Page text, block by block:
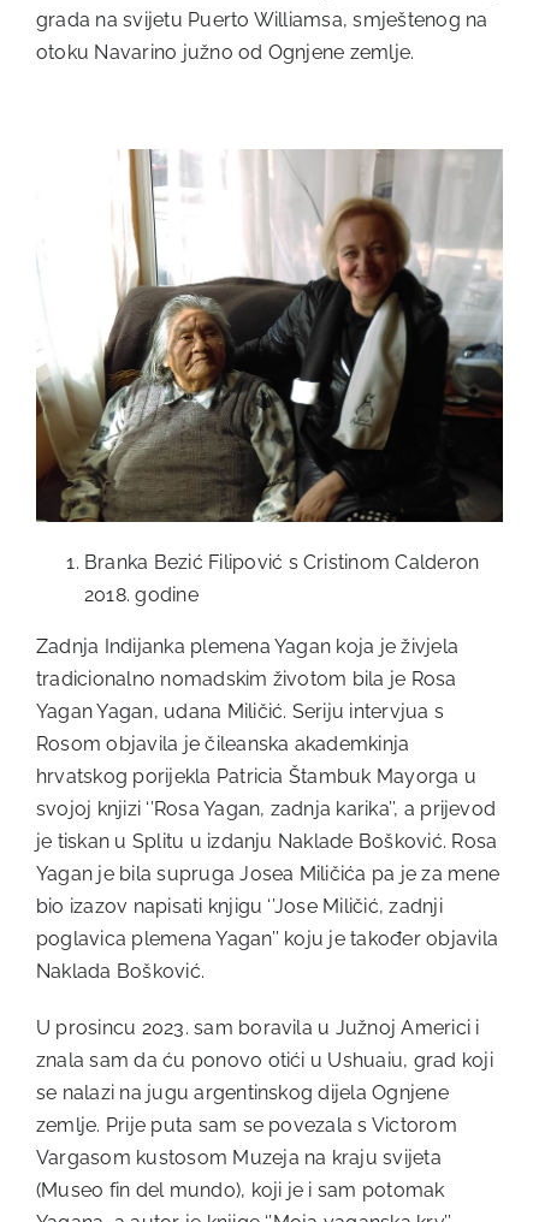
grada na svijetu Puerto Williamsa, smještenog na
otoku Navarino južno od Ognjene zemlje.
Branka Bezić Filipović s Cristinom Calderon
2018. godine
Zadnja Indijanka plemena Yagan koja je živjela
tradicionalno nomadskim životom bila je Rosa
Yagan Yagan, udana Miličić. Seriju intervjua s
Rosom objavila je čileanska akademkinja
hrvatskog porijekla Patricia Štambuk Mayorga u
svojoj knjizi ‘’Rosa Yagan, zadnja karika’’, a prijevod
je tiskan u Splitu u izdanju Naklade Bošković. Rosa
Yagan je bila supruga Josea Miličića pa je za mene
bio izazov napisati knjigu ‘’Jose Miličić, zadnji
poglavica plemena Yagan’’ koju je također objavila
Naklada Bošković.
U prosincu 2023. sam boravila u Južnoj Americi i
znala sam da ću ponovo otići u Ushuaiu, grad koji
se nalazi na jugu argentinskog dijela Ognjene
zemlje. Prije puta sam se povezala s Victorom
Vargasom kustosom Muzeja na kraju svijeta
(Museo fin del mundo), koji je i sam potomak